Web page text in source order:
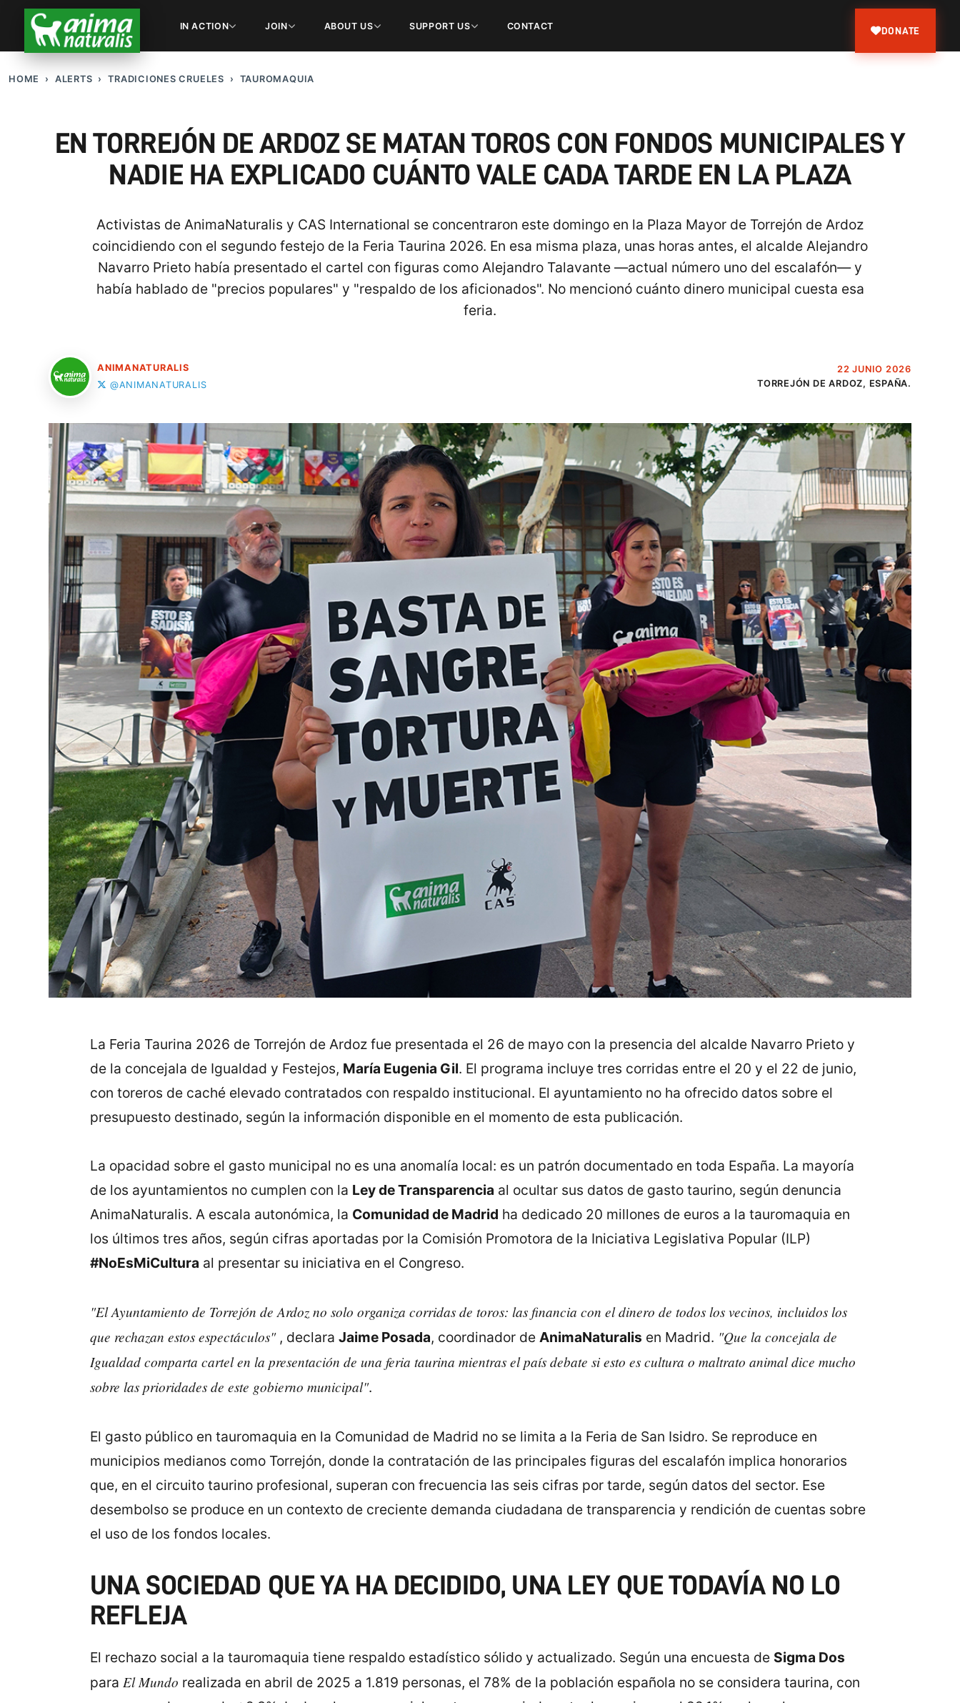
IN ACTION JOIN ABOUT US SUPPORT US CONTACT DONATE
HOME ALERTS TRADICIONES CRUELES TAUROMAQUIA
EN TORREJÓN DE ARDOZ SE MATAN TOROS CON FONDOS MUNICIPALES Y
NADIE HA EXPLICADO CUÁNTO VALE CADA TARDE EN LA PLAZA
Activistas de AnimaNaturalis y CAS International se concentraron este domingo en la Plaza Mayor de Torrejón de Ardoz
coincidiendo con el segundo festejo de la Feria Taurina 2026. En esa misma plaza, unas horas antes, el alcalde Alejandro
Navarro Prieto había presentado el cartel con figuras como Alejandro Talavante —actual número uno del escalafón— y
había hablado de "precios populares" y "respaldo de los aficionados". No mencionó cuánto dinero municipal cuesta esa
feria.
ANIMANATURALIS
@ANIMANATURALIS
22 JUNIO 2026
TORREJÓN DE ARDOZ, ESPAÑA.
La Feria Taurina 2026 de Torrejón de Ardoz fue presentada el 26 de mayo con la presencia del alcalde Navarro Prieto y
de la concejala de Igualdad y Festejos, María Eugenia Gil. El programa incluye tres corridas entre el 20 y el 22 de junio,
con toreros de caché elevado contratados con respaldo institucional. El ayuntamiento no ha ofrecido datos sobre el
presupuesto destinado, según la información disponible en el momento de esta publicación.
La opacidad sobre el gasto municipal no es una anomalía local: es un patrón documentado en toda España. La mayoría
de los ayuntamientos no cumplen con la Ley de Transparencia al ocultar sus datos de gasto taurino, según denuncia
AnimaNaturalis. A escala autonómica, la Comunidad de Madrid ha dedicado 20 millones de euros a la tauromaquia en
los últimos tres años, según cifras aportadas por la Comisión Promotora de la Iniciativa Legislativa Popular (ILP)
#NoEsMiCultura al presentar su iniciativa en el Congreso.
"El Ayuntamiento de Torrejón de Ardoz no solo organiza corridas de toros: las financia con el dinero de todos los vecinos, incluidos los
que rechazan estos espectáculos", declara Jaime Posada, coordinador de AnimaNaturalis en Madrid. "Que la concejala de
Igualdad comparta cartel en la presentación de una feria taurina mientras el país debate si esto es cultura o maltrato animal dice mucho
sobre las prioridades de este gobierno municipal".
El gasto público en tauromaquia en la Comunidad de Madrid no se limita a la Feria de San Isidro. Se reproduce en
municipios medianos como Torrejón, donde la contratación de las principales figuras del escalafón implica honorarios
que, en el circuito taurino profesional, superan con frecuencia las seis cifras por tarde, según datos del sector. Ese
desembolso se produce en un contexto de creciente demanda ciudadana de transparencia y rendición de cuentas sobre
el uso de los fondos locales.
UNA SOCIEDAD QUE YA HA DECIDIDO, UNA LEY QUE TODAVÍA NO LO
REFLEJA
El rechazo social a la tauromaquia tiene respaldo estadístico sólido y actualizado. Según una encuesta de Sigma Dos
para El Mundo realizada en abril de 2025 a 1.819 personas, el 78% de la población española no se considera taurina, con